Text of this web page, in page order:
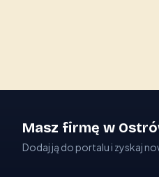
Masz firmę w
Dodaj ją do portalu i zyskaj